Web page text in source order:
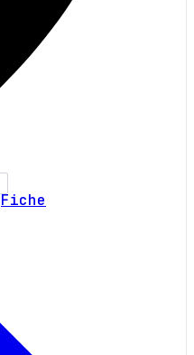
Fiche